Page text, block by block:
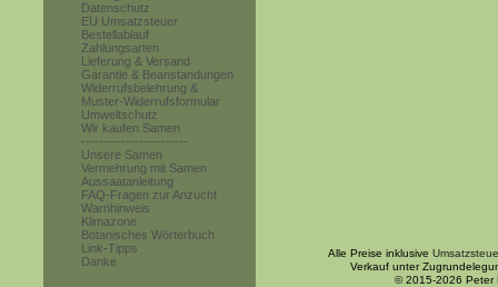
Datenschutz
EU Umsatzsteuer
Bestellablauf
Zahlungsarten
Lieferung & Versand
Garantie & Beanstandungen
Widerrufsbelehrung &
Muster-Widerrufsformular
Umweltschutz
Wir kaufen Samen
------------------------
Unsere Samen
Vermehrung mit Samen
Aussaatanleitung
FAQ-Fragen zur Anzucht
Warnhinweis
Klimazone
Botanisches Wörterbuch
Link-Tipps
Danke
Alle Preise inklusive
Verkauf unter
© 2015-2026 Peter